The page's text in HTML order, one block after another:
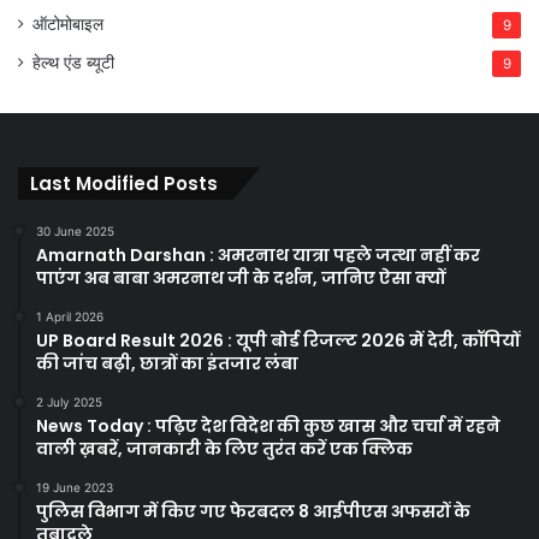
ऑटोमोबाइल 9
हेल्थ एंड ब्यूटी 9
Last Modified Posts
30 June 2025
Amarnath Darshan : अमरनाथ यात्रा पहले जत्था नहीं कर
पाएंग अब बाबा अमरनाथ जी के दर्शन, जानिए ऐसा क्यों
1 April 2026
UP Board Result 2026 : यूपी बोर्ड रिजल्ट 2026 में देरी, कॉपियों
की जांच बढ़ी, छात्रों का इंतजार लंबा
2 July 2025
News Today : पढ़िए देश विदेश की कुछ खास और चर्चा में रहने
वाली ख़बरें, जानकारी के लिए तुरंत करें एक क्लिक
19 June 2023
पुलिस विभाग में किए गए फेरबदल 8 आईपीएस अफसरों के
तबादले